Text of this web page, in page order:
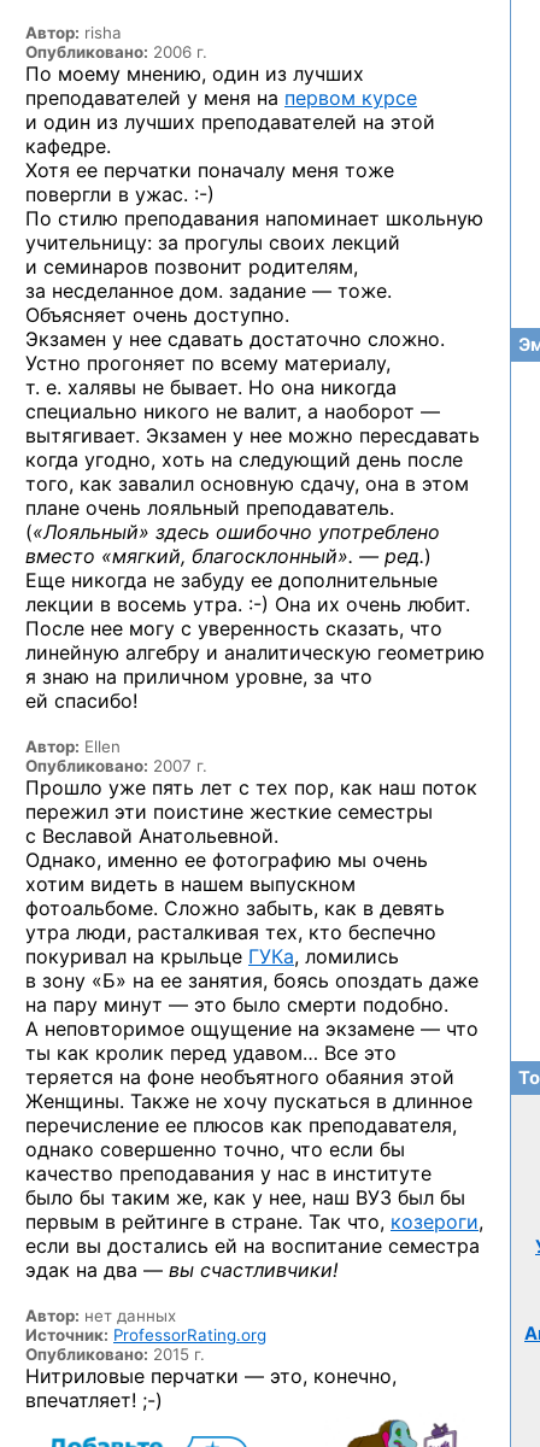
Автор: risha
Опубликовано: 2006 г.
По моему мнению, один из лучших
преподавателей у меня на первом курсе
и один из лучших преподавателей на этой
кафедре.
Хотя ее перчатки поначалу меня тоже
повергли в ужас. :-)
По стилю преподавания напоминает школьную
учительницу: за прогулы своих лекций
и семинаров позвонит родителям,
за несделанное дом. задание — тоже.
Объясняет очень доступно.
Экзамен у нее сдавать достаточно сложно.
Устно прогоняет по всему материалу,
т. е. халявы не бывает. Но она никогда
специально никого не валит, а наоборот —
вытягивает. Экзамен у нее можно пересдавать
когда угодно, хоть на следующий день после
того, как завалил основную сдачу, она в этом
плане очень лояльный преподаватель.
(«Лояльный» здесь ошибочно употреблено
вместо «мягкий, благосклонный». — ред.)
Еще никогда не забуду ее дополнительные
лекции в восемь утра. :-) Она их очень любит.
После нее могу с уверенность сказать, что
линейную алгебру и аналитическую геометрию
я знаю на приличном уровне, за что
ей спасибо!
Автор: Ellen
Опубликовано: 2007 г.
Прошло уже пять лет с тех пор, как наш поток
пережил эти поистине жесткие семестры
с Веславой Анатольевной.
Однако, именно ее фотографию мы очень
хотим видеть в нашем выпускном
фотоальбоме. Сложно забыть, как в девять
утра люди, расталкивая тех, кто беспечно
покуривал на крыльце ГУКа, ломились
в зону «Б» на ее занятия, боясь опоздать даже
на пару минут — это было смерти подобно.
А неповторимое ощущение на экзамене — что
ты как кролик перед удавом… Все это
теряется на фоне необъятного обаяния этой
Женщины. Также не хочу пускаться в длинное
перечисление ее плюсов как преподавателя,
однако совершенно точно, что если бы
качество преподавания у нас в институте
было бы таким же, как у нее, наш ВУЗ был бы
первым в рейтинге в стране. Так что, козероги,
если вы достались ей на воспитание семестра
эдак на два — вы счастливчики!
Автор: нет данных
Источник: ProfessorRating.org
Опубликовано: 2015 г.
Нитриловые перчатки — это, конечно,
впечатляет! ;-)